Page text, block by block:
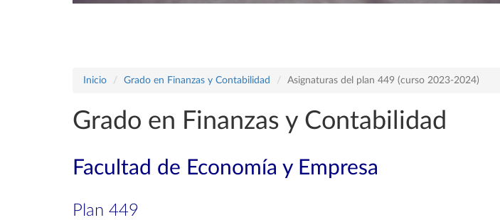
Inicio Grado en Finanzas y Contabilidad Asignaturas del plan 449 (curso 2023-2024)
Grado en Finanzas y Contabilidad
Facultad de Economía y Empresa
Plan 449